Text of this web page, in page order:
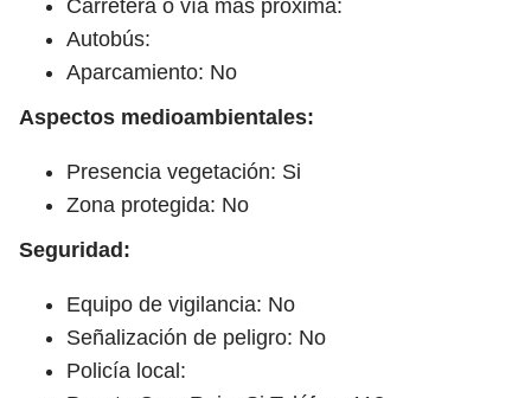
Carretera o vía más próxima:
Autobús:
Aparcamiento: No
Aspectos medioambientales:
Presencia vegetación: Si
Zona protegida: No
Seguridad:
Equipo de vigilancia: No
Señalización de peligro: No
Policía local: